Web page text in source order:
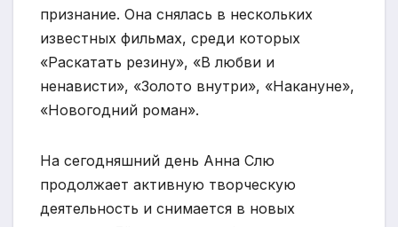
признание. Она снялась в нескольких
известных фильмах, среди которых
«Раскатать резину», «В любви и
ненависти», «Золото внутри», «Накануне»,
«Новогодний роман».
На сегодняшний день Анна Слю
продолжает активную творческую
деятельность и снимается в новых